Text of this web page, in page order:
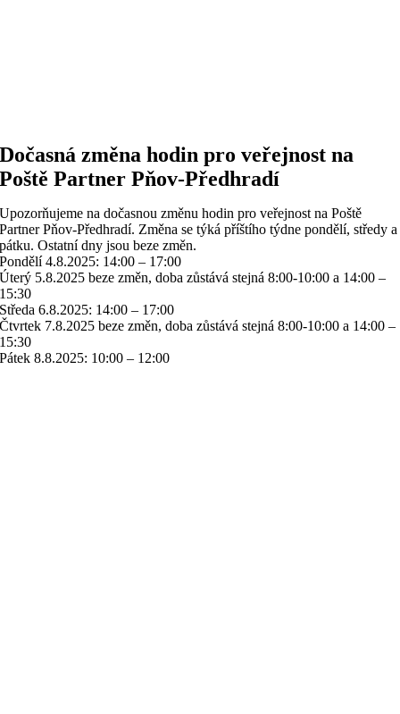
Dočasná změna hodin pro veřejnost na
Poště Partner Pňov-Předhradí
Upozorňujeme na dočasnou změnu hodin pro veřejnost na Poště
Partner Pňov-Předhradí. Změna se týká příštího týdne pondělí, středy a
pátku. Ostatní dny jsou beze změn.
Pondělí 4.8.2025: 14:00 – 17:00
Úterý 5.8.2025 beze změn, doba zůstává stejná 8:00-10:00 a 14:00 –
15:30
Středa 6.8.2025: 14:00 – 17:00
Čtvrtek 7.8.2025 beze změn, doba zůstává stejná 8:00-10:00 a 14:00 –
15:30
Pátek 8.8.2025: 10:00 – 12:00